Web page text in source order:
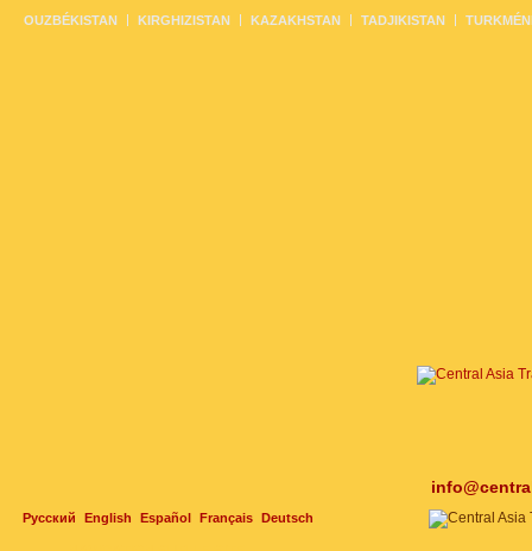
Русский English Español Français Deutsch
OUZBÉKISTAN KIRGHIZISTAN KAZAKHSTAN TADJIKISTAN